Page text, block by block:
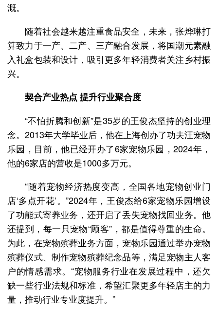
溉。
随着社会越来越注重食品安全，未来，张烨琳打
算致力于一产、二产、三产融合发展，将国潮元素融
入礼盒包装和设计，吸引更多年轻消费者关注乡村振
兴。
契合产业热点 提升行业聚合度
“不怕折腾和创新”是35岁的王俊杰坚持的创业理
念。2013年大学毕业后，他在上海创办了功夫汪宠物
乐园，目前，他已经开办了6家宠物乐园，2024年，
他的6家店的营收是1000多万元。
“随着宠物经济热度变高，全国各地宠物创业门
店‘多点开花’。”2024年，王俊杰给6家宠物乐园增设
了功能式寄养业务，还开启了丢失宠物找回业务。他
还提到，每一只宠物“顾客”，都是值得尊重的生命。
为此，在宠物殡葬业务方面，宠物乐园通过举办宠物
殡葬仪式、制作宠物殡葬纪念品等，满足宠物主人客
户的情感需求。“宠物服务行业在发展过程中，还欠
缺一些行业法规和标准，希望汇聚更多年轻店主的力
量，推动行业专业度提升。”